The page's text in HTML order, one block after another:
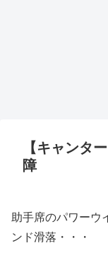
【キャンタ
障
助手席のパワーウ
ンド滑落・・・